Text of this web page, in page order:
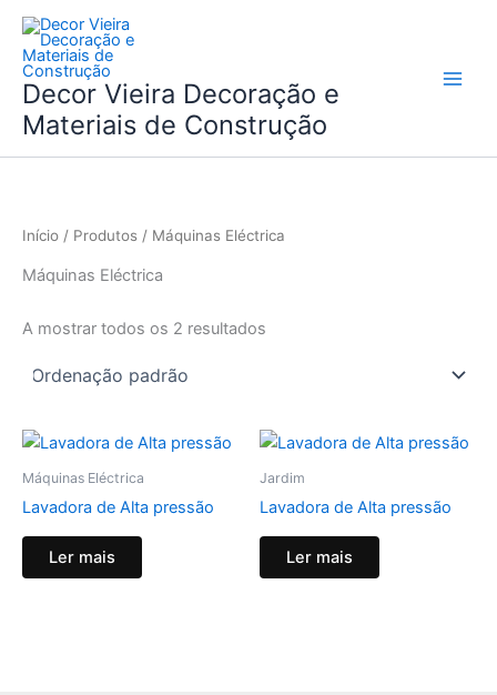
Skip
content
Decor Vieira Decoração e
Materiais de Construção
Início / Produtos / Máquinas Eléctrica
Máquinas Eléctrica
A mostrar todos os 2 resultados
Máquinas Eléctrica
Lavadora de Alta pressão
Ler mais
Jardim
Lavadora de Alta pressão
Ler mais